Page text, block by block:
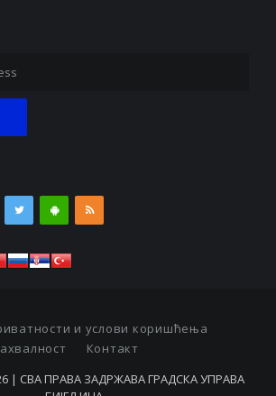
и услови коришћења
Контакт
| СВА ПРАВА ЗАДРЖАВА ГРАДСКА УПРАВА